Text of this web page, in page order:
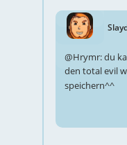
@Hrymr: du
den total evil
speichern^^